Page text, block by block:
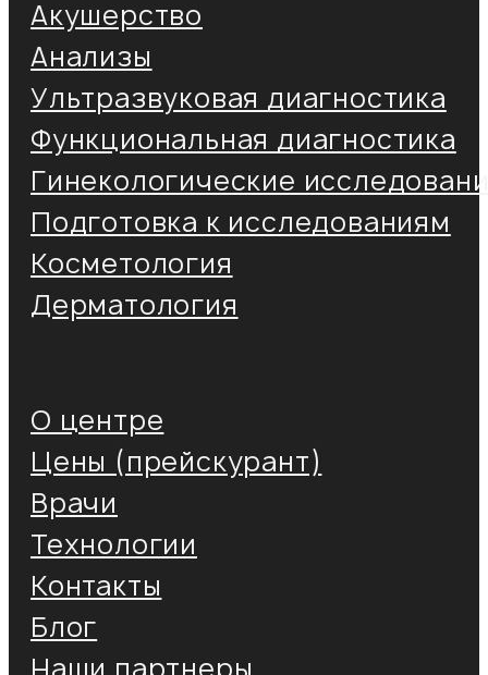
Акушерство
Анализы
Ультразвуковая диагностика
Функциональная диагностика
Гинекологические
Подготовка к исследованиям
Косметология
Дерматология
О центре
Цены (прейскурант)
Врачи
Технологии
Контакты
Блог